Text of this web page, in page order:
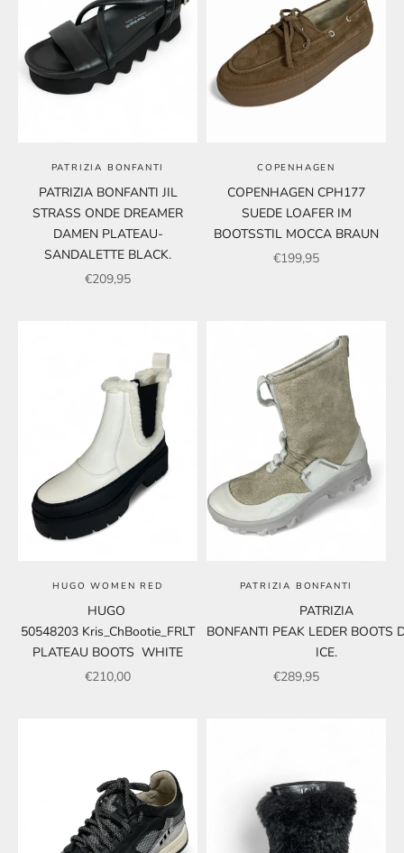
PATRIZIA BONFANTI
PATRIZIA BONFANTI JIL
STRASS ONDE DREAMER
DAMEN PLATEAU-
SANDALETTE BLACK.
Angebot
€209,95
COPENHAGEN
COPENHAGEN CPH177
SUEDE LOAFER IM
BOOTSSTIL MOCCA BRAUN
Angebot
€199,95
HUGO WOMEN RED
HUGO
50548203 Kris_ChBootie_FRLT
PLATEAU BOOTS WHITE
Angebot
€210,00
PATRIZIA BONFANTI
PATRIZIA
BONFANTI PEAK LEDER BOOTS
ICE.
Angebot
€289,95